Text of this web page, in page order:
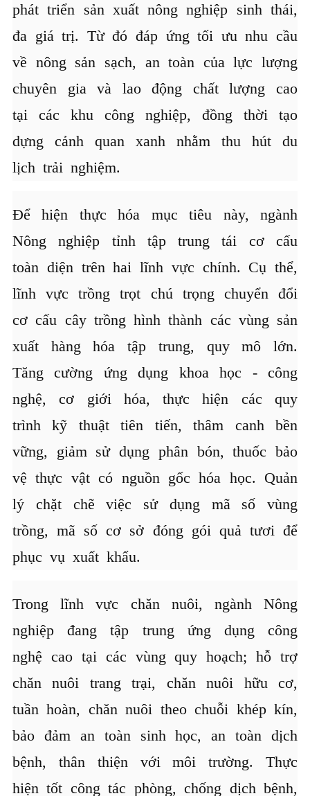
phát triển sản xuất nông nghiệp sinh thái,
đa giá trị. Từ đó đáp ứng tối ưu nhu cầu
về nông sản sạch, an toàn của lực lượng
chuyên gia và lao động chất lượng cao
tại các khu công nghiệp, đồng thời tạo
dựng cảnh quan xanh nhằm thu hút du
lịch trải nghiệm.
Để hiện thực hóa mục tiêu này, ngành
Nông nghiệp tỉnh tập trung tái cơ cấu
toàn diện trên hai lĩnh vực chính. Cụ thể,
lĩnh vực trồng trọt chú trọng chuyển đổi
cơ cấu cây trồng hình thành các vùng sản
xuất hàng hóa tập trung, quy mô lớn.
Tăng cường ứng dụng khoa học - công
nghệ, cơ giới hóa, thực hiện các quy
trình kỹ thuật tiên tiến, thâm canh bền
vững, giảm sử dụng phân bón, thuốc bảo
vệ thực vật có nguồn gốc hóa học. Quản
lý chặt chẽ việc sử dụng mã số vùng
trồng, mã số cơ sở đóng gói quả tươi để
phục vụ xuất khẩu.
Trong lĩnh vực chăn nuôi, ngành Nông
nghiệp đang tập trung ứng dụng công
nghệ cao tại các vùng quy hoạch; hỗ trợ
chăn nuôi trang trại, chăn nuôi hữu cơ,
tuần hoàn, chăn nuôi theo chuỗi khép kín,
bảo đảm an toàn sinh học, an toàn dịch
bệnh, thân thiện với môi trường. Thực
hiện tốt công tác phòng, chống dịch bệnh,